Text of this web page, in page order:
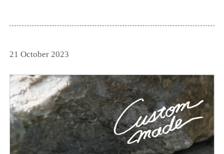
21 October 2023